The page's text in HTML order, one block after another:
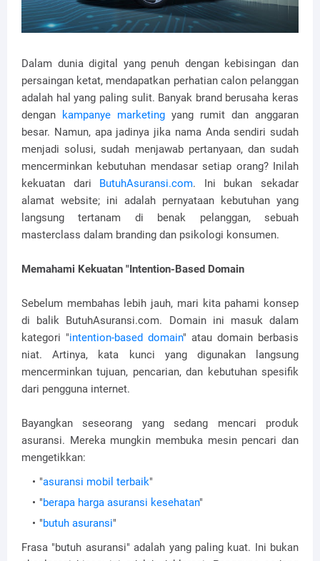
Dalam dunia digital yang penuh dengan kebisingan dan
persaingan ketat, mendapatkan perhatian calon pelanggan
adalah hal yang paling sulit. Banyak brand berusaha keras
dengan
kampanye marketing yang rumit dan anggaran
besar. Namun, apa jadinya jika nama Anda sendiri sudah
menjadi solusi, sudah menjawab pertanyaan, dan sudah
mencerminkan kebutuhan mendasar setiap orang? Inilah
kekuatan dari ButuhAsuransi.com. Ini bukan sekadar
alamat website; ini adalah pernyataan kebutuhan yang
langsung tertanam di benak pelanggan, sebuah
masterclass dalam branding dan psikologi konsumen.
Memahami Kekuatan "Intention-Based Domain
Sebelum membahas lebih jauh, mari kita pahami konsep
di balik ButuhAsuransi.com. Domain ini masuk dalam
kategori "intention-based domain" atau domain berbasis
niat. Artinya, kata kunci yang digunakan langsung
mencerminkan tujuan, pencarian, dan kebutuhan spesifik
dari pengguna internet.
Bayangkan seseorang yang sedang mencari produk
asuransi. Mereka mungkin membuka mesin pencari dan
mengetikkan:
"asuransi mobil terbaik"
"berapa harga asuransi kesehatan"
"butuh asuransi"
Frasa "butuh asuransi" adalah yang paling kuat. Ini bukan